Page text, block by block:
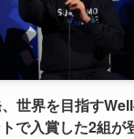
世界を目指す
で入賞した2組が